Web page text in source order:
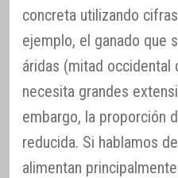
concreta utilizando
ejemplo, el ganado que
áridas (mitad occidental
necesita grandes
embargo, la proporción
reducida. Si hablamos
alimentan